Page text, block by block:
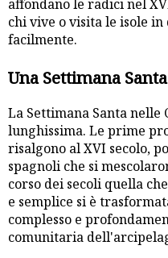
affondano le radici nel
chi vive o visita le isole
facilmente.
Una Settimana
La Settimana Santa nelle
lunghissima. Le prime
risalgono al XVI secolo,
spagnoli che si
corso dei secoli quella
e semplice si è
complesso e
comunitaria